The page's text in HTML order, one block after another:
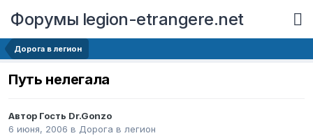
Форумы legion-etrangere.net
Дорога в легион
Путь нелегала
Автор Гость Dr.Gonzo
6 июня, 2006 в Дорога в легион